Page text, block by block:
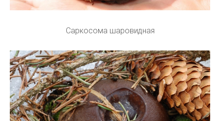
Саркосома шаровидная